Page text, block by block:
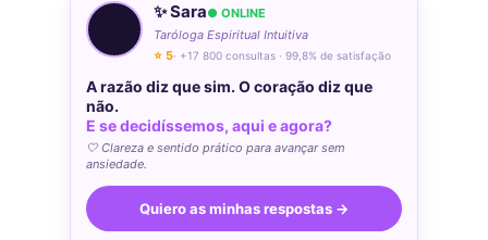
✨ Sara● ONLINE
Taróloga Espiritual Intuitiva
⭐ 5· +17 800 consultas · 99,8% de satisfação
A razão diz que sim. O coração diz que
não.
E se decidíssemos, aqui e agora?
🤍 Clareza e sentido prático para avançar sem
ansiedade.
Quiero as minhas respostas →